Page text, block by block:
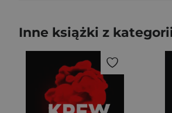
Inne książki z